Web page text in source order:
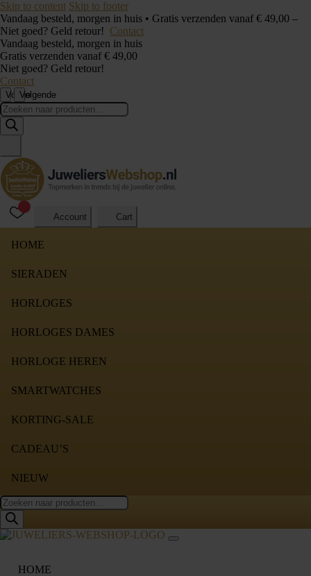
Skip to content Skip to footer
Vandaag besteld, morgen in huis • Gratis verzenden vanaf € 49,00 –
Niet goed? Geld retour! Contact
Vandaag besteld, morgen in huis
Gratis verzenden vanaf € 49,00
Niet goed? Geld retour!
Contact
VorigeVolgende
Producten
zoeken
Account Cart
HOME
SIERADEN
HORLOGES
HORLOGES DAMES
HORLOGE HEREN
SMARTWATCHES
KORTING-SALE
CADEAU’S
NIEUW
Producten
zoeken
HOME